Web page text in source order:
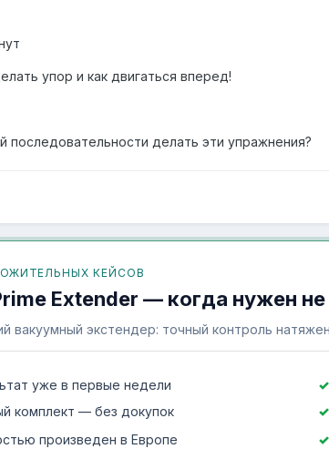
упор и как двигаться вперед!
последовательности делать эти упражнения?
КЕЙСОВ
Extender — когда нужен
вакуумный экстендер: точный контроль
уже в первые недели
комплект — без докупок
произведен в Европе